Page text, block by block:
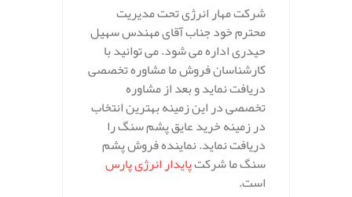
شرکت مهار انرژی تحت مدیریت
محترم خود جناب آقای مهندس سهیل
حیدری اداره می شود. می توانید با
کارشناسان فروش ما مشاوره تخصصی
دریافت نماید و بعد از مشاوره
تخصصی در این زمینه بهترین انتخاب
در زمینه خرید عایق پشم سنگ را
دریافت نماید. نماینده فروش پشم
سنگ ما شرکتپایدار انرژی پارس
است.